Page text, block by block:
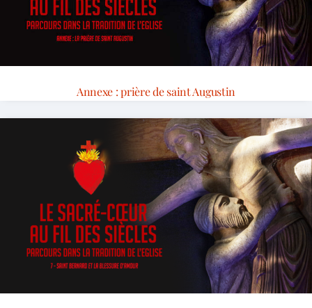
Annexe : prière de saint Augustin